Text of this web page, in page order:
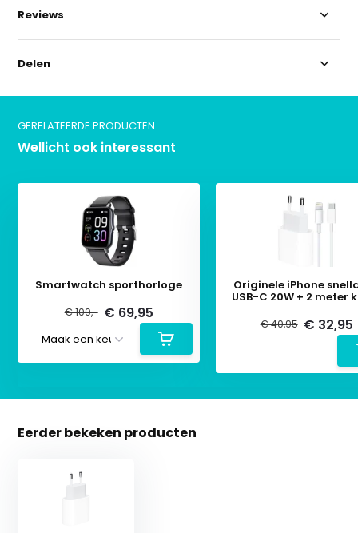
Reviews
Delen
GERELATEERDE PRODUCTEN
Wellicht ook interessant
Smartwatch sporthorloge
€ 109,- € 69,95
Originele iPhone
USB-C 20W + 2 meter
€ 40,95 € 32,95
Eerder bekeken producten